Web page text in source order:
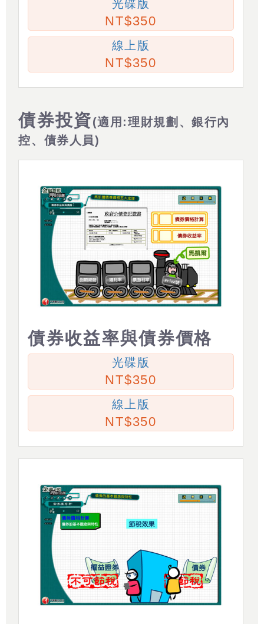
光碟版
350
線上版
350
債券投資(適用:理財規劃、銀行內
控、債券人員)
債券收益率與債券價格
光碟版
350
線上版
350